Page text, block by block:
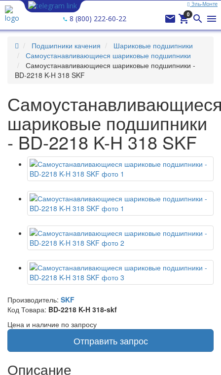
Эль-Монте
8 (800) 222-60-22  
0  
Подшипники качения
Шариковые подшипники
Самоустанавливающиеся шариковые подшипники
Самоустанавливающиеся шариковые подшипники -
BD-2218 K-H 318 SKF
шариковые подшипники
- BD-2218 K-H 318 SKF
Производитель: SKF
Код Товара: BD-2218 K-H 318-skf
Цена и наличие по запросу
Отправить запрос
Описание